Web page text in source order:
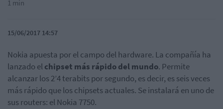
1 min
15/06/2017 14:57
Nokia apuesta por el campo del hardware. La compañía ha
lanzado elchipset más rápido del mundo. Permite
alcanzar los 2’4 terabits por segundo, es decir, es seis veces
más rápido que los chipsets actuales. Se instalará en uno de
sus routers: el Nokia 7750.